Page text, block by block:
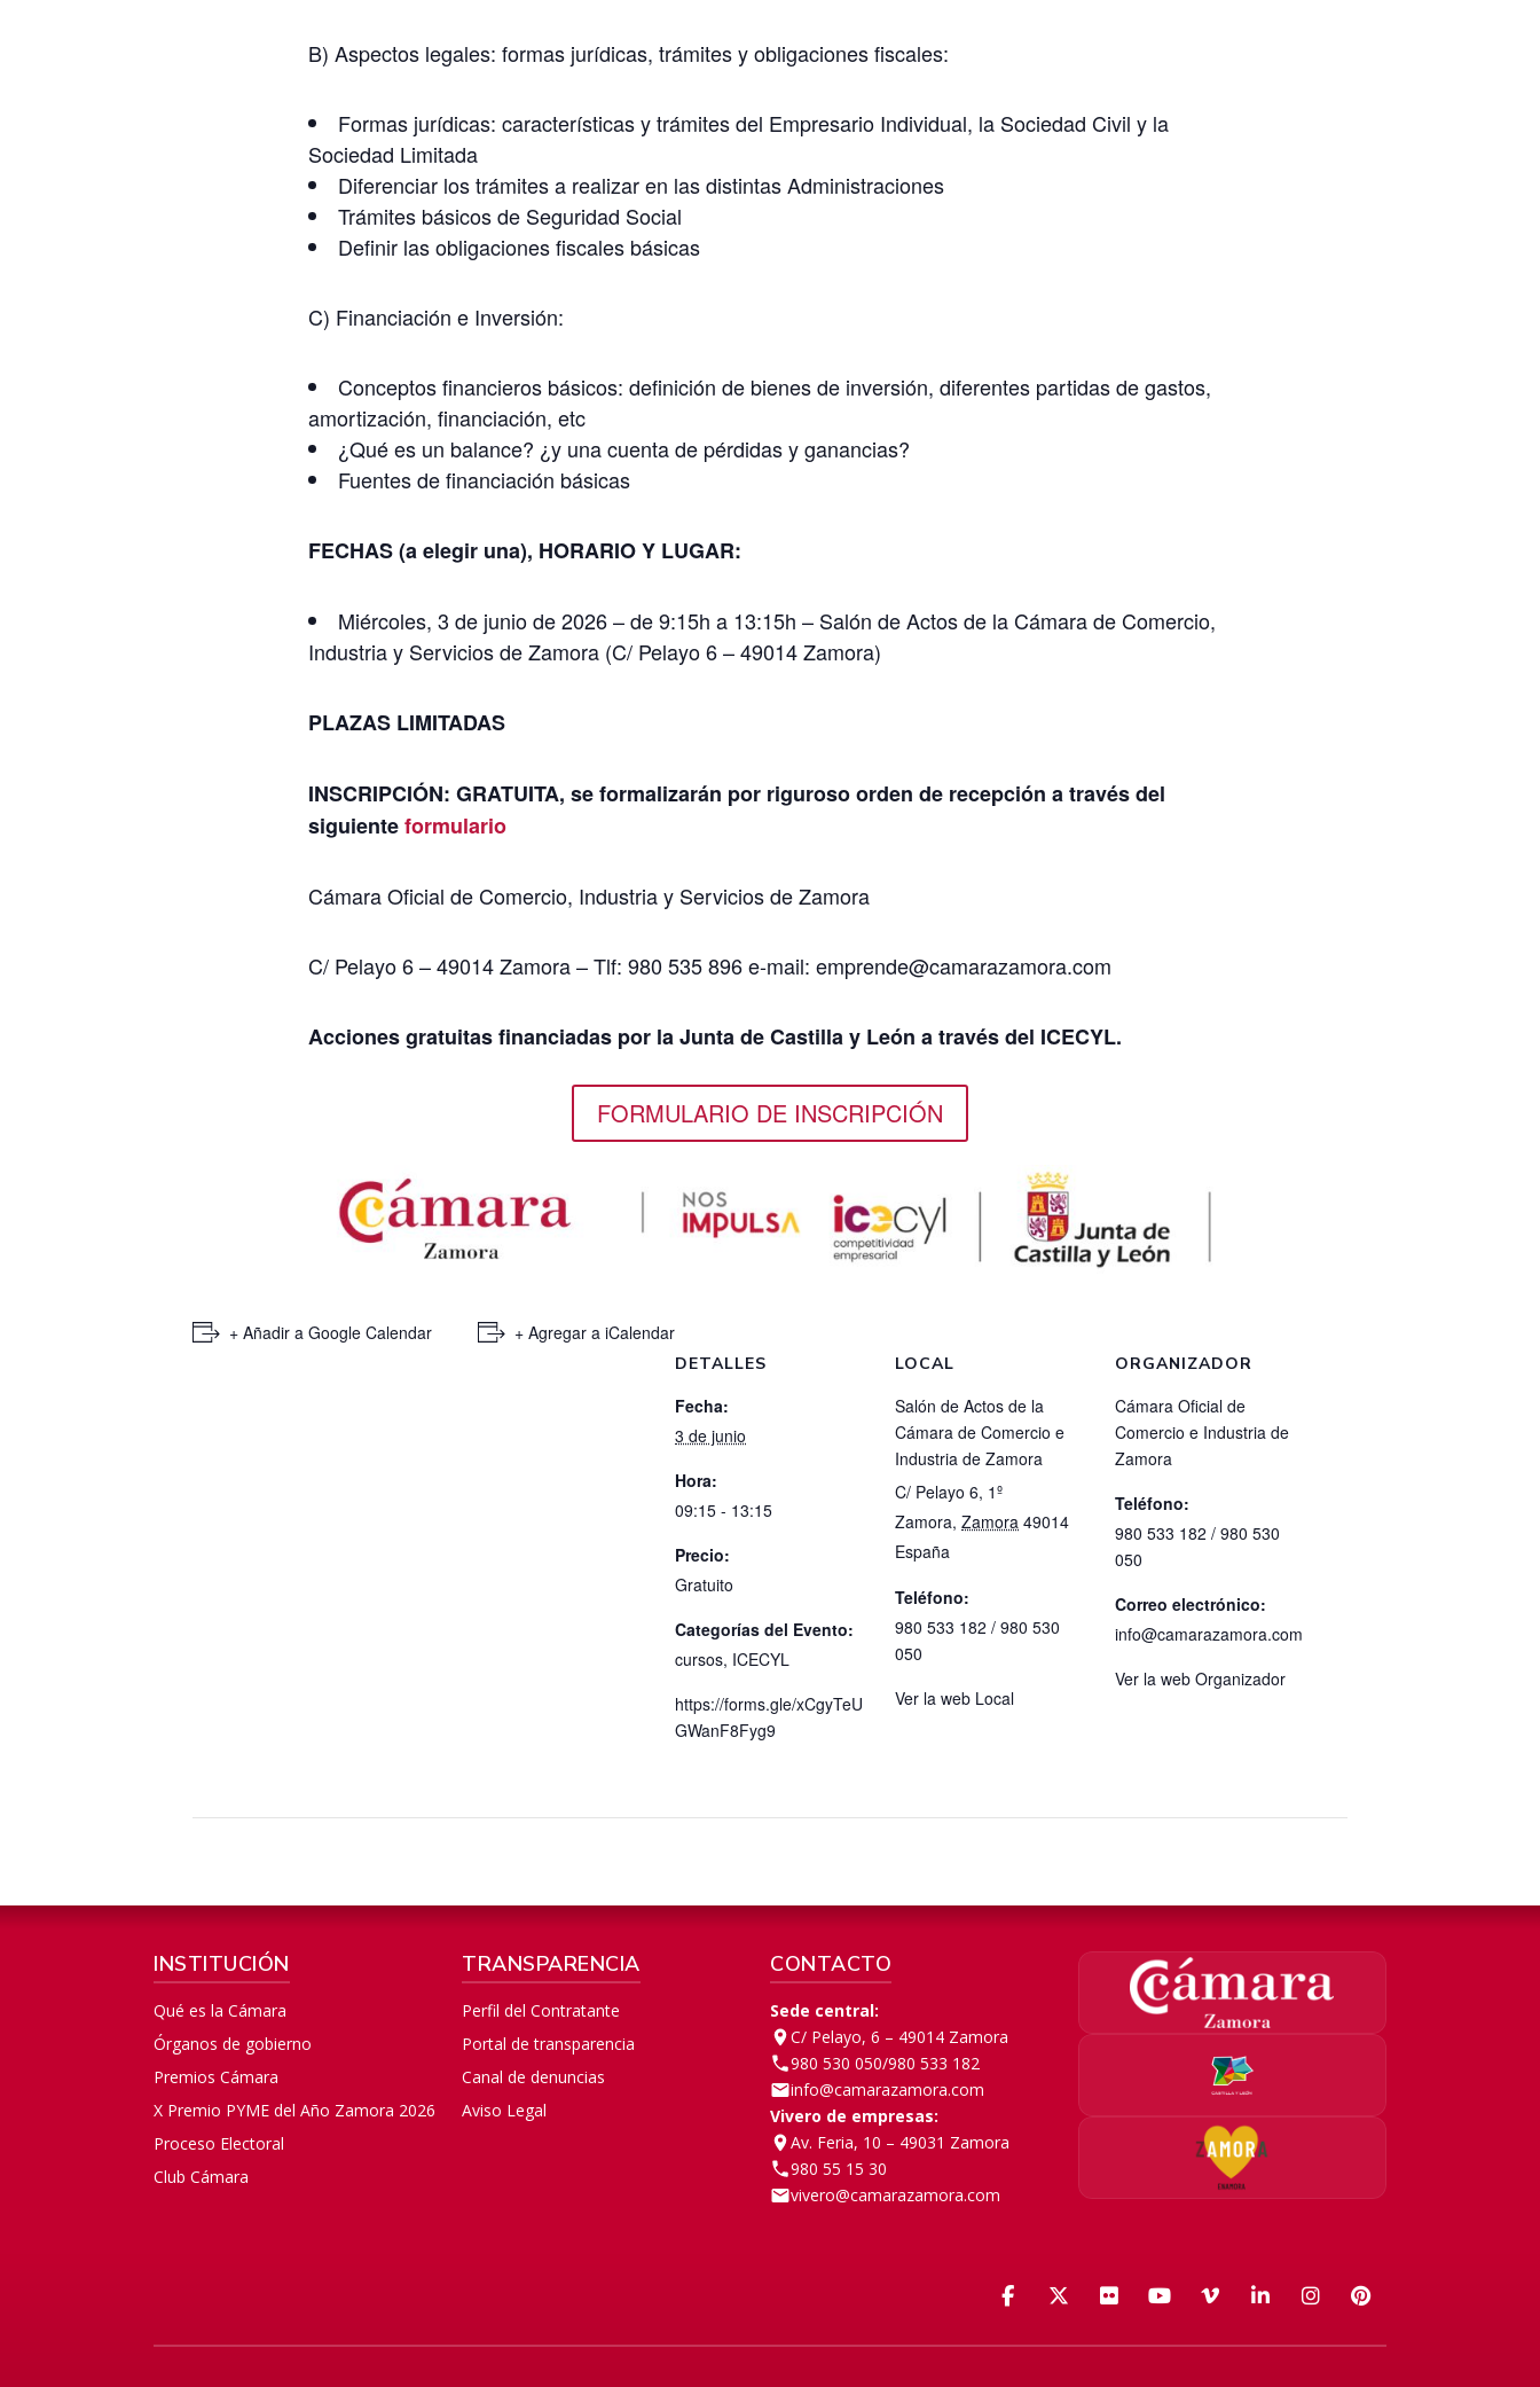
B) Aspectos legales: formas jurídicas, trámites y obligaciones fiscales:
Formas jurídicas: características y trámites del Empresario Individual, la Sociedad Civil y la
Sociedad Limitada
Diferenciar los trámites a realizar en las distintas Administraciones
Trámites básicos de Seguridad Social
Definir las obligaciones fiscales básicas
C) Financiación e Inversión:
Conceptos financieros básicos: definición de bienes de inversión, diferentes partidas de gastos,
amortización, financiación, etc
¿Qué es un balance? ¿y una cuenta de pérdidas y ganancias?
Fuentes de financiación básicas
FECHAS (a elegir una), HORARIO Y LUGAR:
Miércoles, 3 de junio de 2026 – de 9:15h a 13:15h – Salón de Actos de la Cámara de Comercio,
Industria y Servicios de Zamora (C/ Pelayo 6 – 49014 Zamora)
PLAZAS LIMITADAS
INSCRIPCIÓN: GRATUITA, se formalizarán por riguroso orden de recepción a través del
siguienteformulario
Cámara Oficial de Comercio, Industria y Servicios de Zamora
C/ Pelayo 6 – 49014 Zamora – Tlf: 980 535 896 e-mail: emprende@camarazamora.com
Acciones gratuitas financiadas por la Junta de Castilla y León a través del ICECYL.
FORMULARIO DE INSCRIPCIÓN
+ Añadir a Google Calendar + Agregar a iCalendar
DETALLES
Fecha:
3 de junio
Hora:
09:15 - 13:15
Precio:
Gratuito
Categorías del Evento:
cursos, ICECYL
https://forms.gle/xCgyTeU
GWanF8Fyg9
LOCAL
Salón de Actos de la
Cámara de Comercio e
Industria de Zamora
C/ Pelayo 6, 1º
Zamora, Zamora 49014
España
Teléfono:
980 533 182 / 980 530
050
Ver la web Local
ORGANIZADOR
Cámara Oficial de
Comercio e Industria de
Zamora
Teléfono:
980 533 182 / 980 530
050
Correo electrónico:
info@camarazamora.com
Ver la web Organizador
INSTITUCIÓN
Qué es la Cámara
Órganos de gobierno
Premios Cámara
X Premio PYME del Año Zamora 2026
Proceso Electoral
Club Cámara
TRANSPARENCIA
Perfil del Contratante
Portal de transparencia
Canal de denuncias
Aviso Legal
CONTACTO
Sede central:
C/ Pelayo, 6 – 49014 Zamora
980 530 050/980 533 182
info@camarazamora.com
Vivero de empresas:
Av. Feria, 10 – 49031 Zamora
980 55 15 30
vivero@camarazamora.com
Facebook
X (Twitter)
FlickrYouTube
VimeoLinkedIn
Instagram
Pinterest